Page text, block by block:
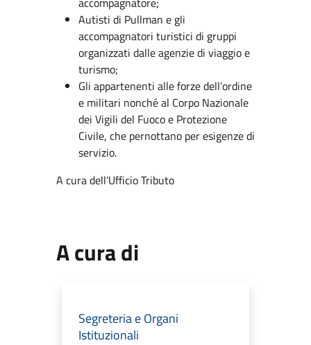
Autisti di Pullman e gli
accompagnatori turistici di gruppi
organizzati dalle agenzie di viaggio e
turismo;
Gli appartenenti alle forze dell’ordine
e militari nonché al Corpo Nazionale
dei Vigili del Fuoco e Protezione
Civile, che pernottano per esigenze di
servizio.
A cura dell’Ufficio Tributo
A cura di
Segreteria e Organi
Istituzionali